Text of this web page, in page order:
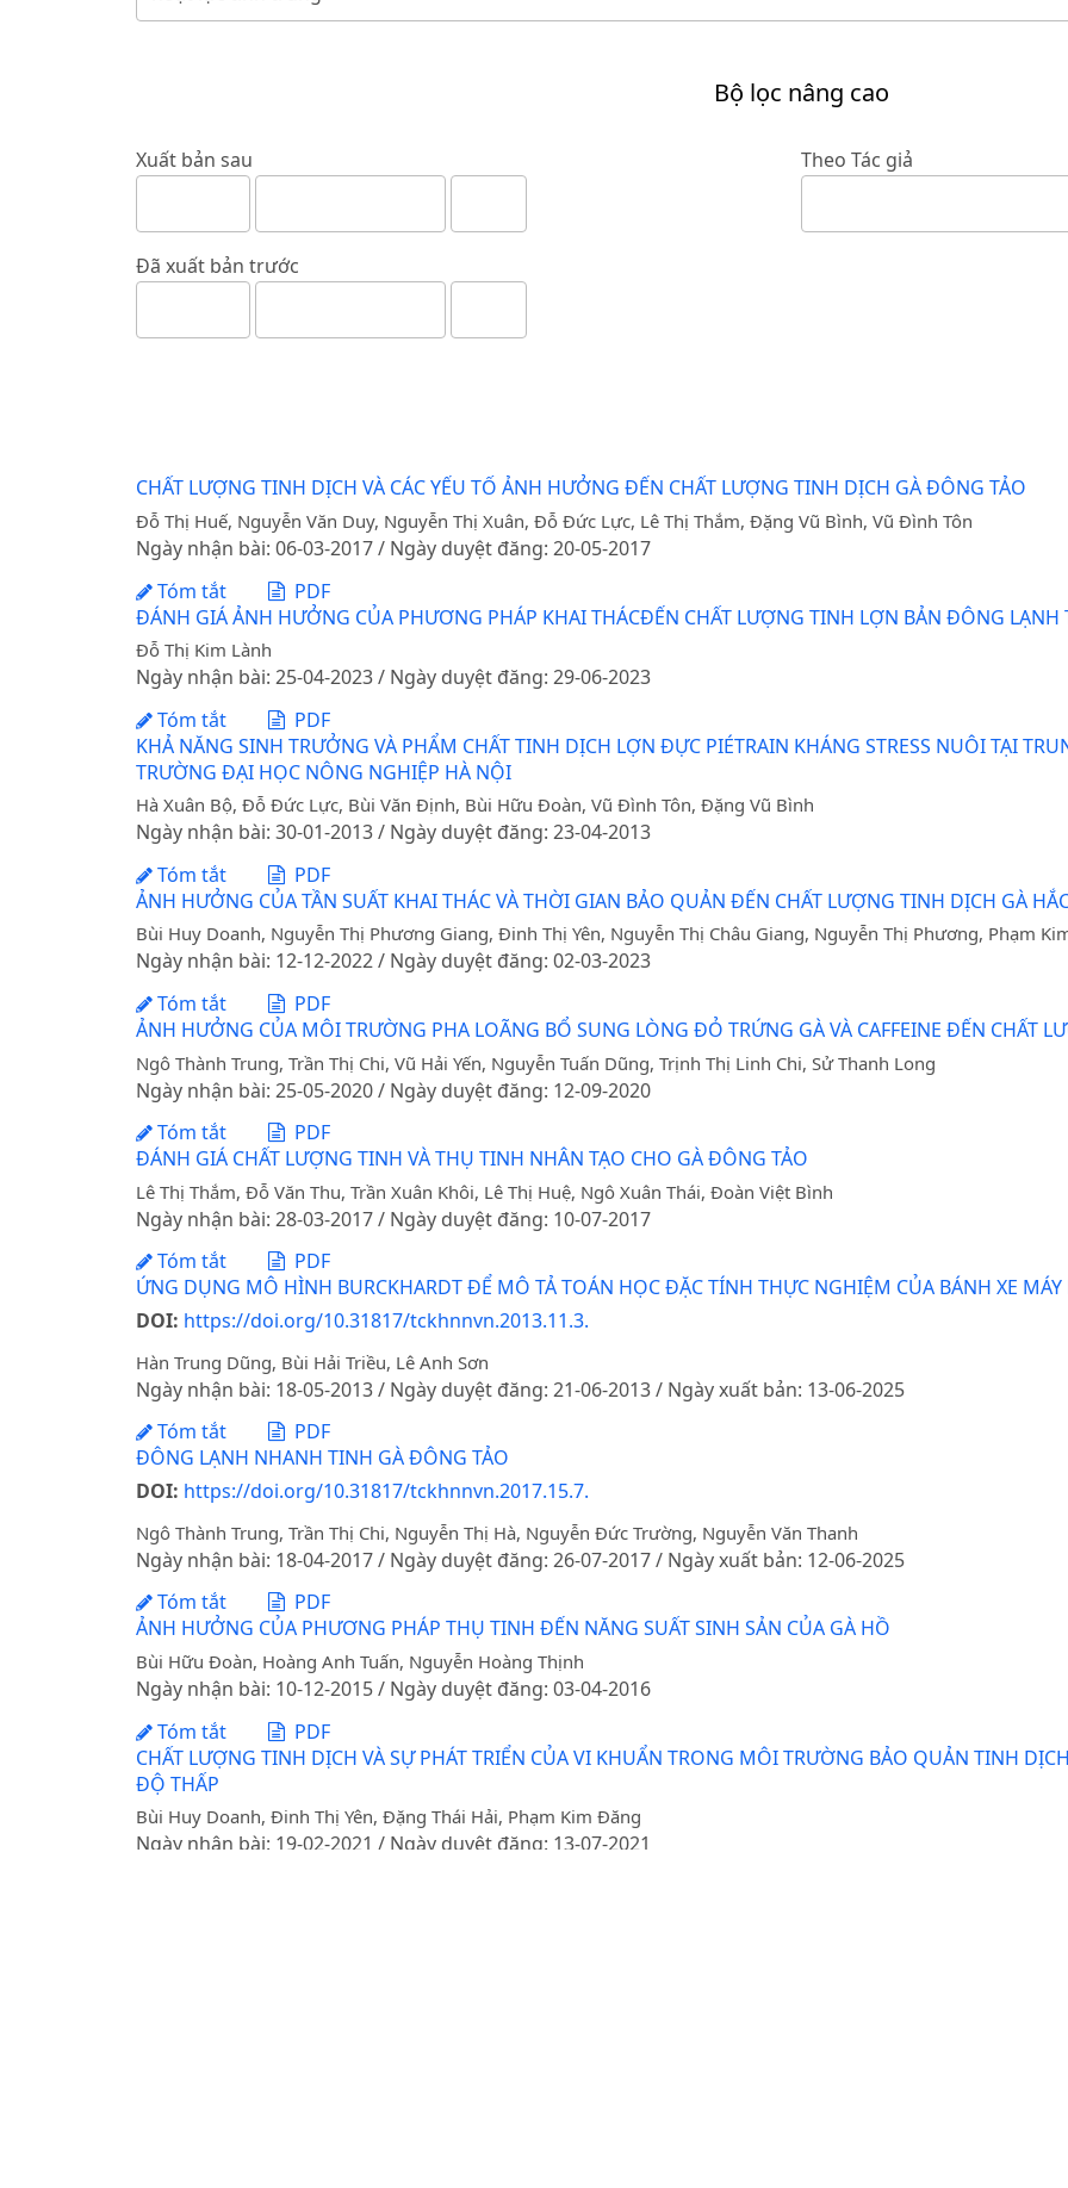
Bộ lọc nâng cao
Xuất bản sau
Đã xuất bản trước
Theo Tác giả
CHẤT LƯỢNG TINH DỊCH VÀ CÁC YẾU TỐ ẢNH HƯỞNG ĐẾN CHẤT LƯỢNG TINH DỊCH GÀ ĐÔNG TẢO
Đỗ Thị Huế, Nguyễn Văn Duy, Nguyễn Thị Xuân, Đỗ Đức Lực, Lê Thị Thắm, Đặng Vũ Bình, Vũ Đình Tôn
Ngày nhận bài: 06-03-2017 / Ngày duyệt đăng: 20-05-2017
Tóm tắt
PDF
ĐÁNH GIÁ ẢNH HƯỞNG CỦA PHƯƠNG PHÁP KHAI THÁCĐẾN CHẤT LƯỢNG TINH LỢN BẢN ĐÔNG LẠNH
Đỗ Thị Kim Lành
Ngày nhận bài: 25-04-2023 / Ngày duyệt đăng: 29-06-2023
Tóm tắt
PDF
KHẢ NĂNG SINH TRƯỞNG VÀ PHẨM CHẤT TINH DỊCH LỢN ĐỰC PIÉTRAIN KHÁNG STRESS NUÔI TẠI
TRƯỜNG ĐẠI HỌC NÔNG NGHIỆP HÀ NỘI
Hà Xuân Bộ, Đỗ Đức Lực, Bùi Văn Định, Bùi Hữu Đoàn, Vũ Đình Tôn, Đặng Vũ Bình
Ngày nhận bài: 30-01-2013 / Ngày duyệt đăng: 23-04-2013
Tóm tắt
PDF
ẢNH HƯỞNG CỦA TẦN SUẤT KHAI THÁC VÀ THỜI GIAN BẢO QUẢN ĐẾN CHẤT LƯỢNG TINH DỊCH GÀ
Bùi Huy Doanh, Nguyễn Thị Phương Giang, Đinh Thị Yên, Nguyễn Thị Châu Giang, Nguyễn Thị Phương, Phạm
Ngày nhận bài: 12-12-2022 / Ngày duyệt đăng: 02-03-2023
Tóm tắt
PDF
ẢNH HƯỞNG CỦA MÔI TRƯỜNG PHA LOÃNG BỔ SUNG LÒNG ĐỎ TRỨNG GÀ VÀ CAFFEINE ĐẾN CHẤT
Ngô Thành Trung, Trần Thị Chi, Vũ Hải Yến, Nguyễn Tuấn Dũng, Trịnh Thị Linh Chi, Sử Thanh Long
Ngày nhận bài: 25-05-2020 / Ngày duyệt đăng: 12-09-2020
Tóm tắt
PDF
ĐÁNH GIÁ CHẤT LƯỢNG TINH VÀ THỤ TINH NHÂN TẠO CHO GÀ ĐÔNG TẢO
Lê Thị Thắm, Đỗ Văn Thu, Trần Xuân Khôi, Lê Thị Huệ, Ngô Xuân Thái, Đoàn Việt Bình
Ngày nhận bài: 28-03-2017 / Ngày duyệt đăng: 10-07-2017
Tóm tắt
PDF
ỨNG DỤNG MÔ HÌNH BURCKHARDT ĐỂ MÔ TẢ TOÁN HỌC ĐẶC TÍNH THỰC NGHIỆM CỦA BÁNH XE
DOI: https://doi.org/10.31817/tckhnnvn.2013.11.3.
Hàn Trung Dũng, Bùi Hải Triều, Lê Anh Sơn
Ngày nhận bài: 18-05-2013 / Ngày duyệt đăng: 21-06-2013 / Ngày xuất bản: 13-06-2025
Tóm tắt
PDF
ĐÔNG LẠNH NHANH TINH GÀ ĐÔNG TẢO
DOI: https://doi.org/10.31817/tckhnnvn.2017.15.7.
Ngô Thành Trung, Trần Thị Chi, Nguyễn Thị Hà, Nguyễn Đức Trường, Nguyễn Văn Thanh
Ngày nhận bài: 18-04-2017 / Ngày duyệt đăng: 26-07-2017 / Ngày xuất bản: 12-06-2025
Tóm tắt
PDF
ẢNH HƯỞNG CỦA PHƯƠNG PHÁP THỤ TINH ĐẾN NĂNG SUẤT SINH SẢN CỦA GÀ HỒ
Bùi Hữu Đoàn, Hoàng Anh Tuấn, Nguyễn Hoàng Thịnh
Ngày nhận bài: 10-12-2015 / Ngày duyệt đăng: 03-04-2016
Tóm tắt
PDF
CHẤT LƯỢNG TINH DỊCH VÀ SỰ PHÁT TRIỂN CỦA VI KHUẨN TRONG MÔI TRƯỜNG BẢO QUẢN TINH
ĐỘ THẤP
Bùi Huy Doanh, Đinh Thị Yên, Đặng Thái Hải, Phạm Kim Đăng
Ngày nhận bài: 19-02-2021 / Ngày duyệt đăng: 13-07-2021